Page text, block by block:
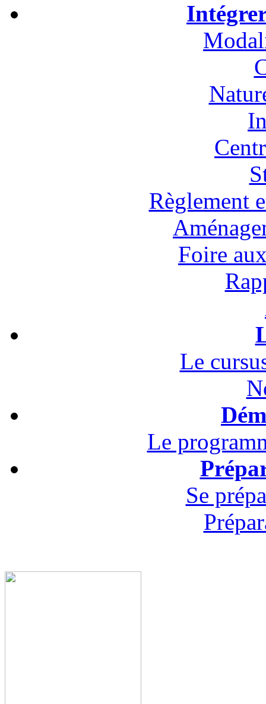
Règlement
Foire
Le
Le
Se